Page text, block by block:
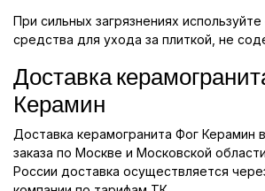
При сильных загрязнениях
средства для ухода за плиткой, не
Доставка
Керамин
Доставка керамогранита Фог Керамин
заказа по Москве и Московской
России доставка осуществляется